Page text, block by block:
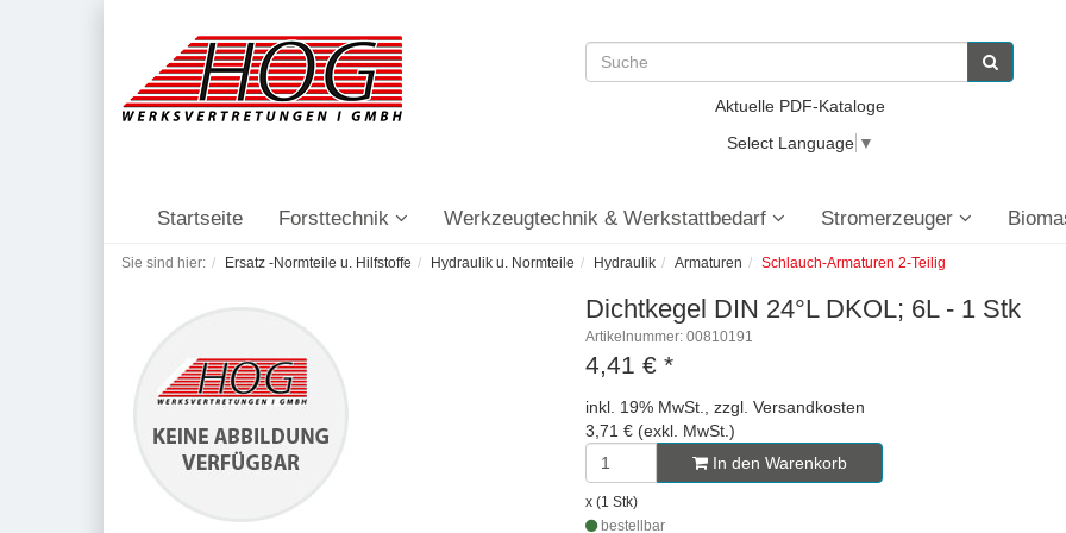
Aktuelle PDF-Kataloge
Select Language ▼
Startseite Forsttechnik Werkzeugtechnik & Werkstattbedarf Stromerzeuger
Sie sind hier: Ersatz -Normteile u. Hilfstoffe Hydraulik u. Normteile Hydraulik Armaturen Schlauch-Armaturen 2-Teilig
Dichtkegel DIN 24°L DKOL; 6L - 1 Stk
Artikelnummer: 00810191
4,41 € *
inkl. 19% MwSt., zzgl. Versandkosten
3,71 € (exkl. MwSt.)
In den Warenkorb
x (1 Stk)
bestellbar